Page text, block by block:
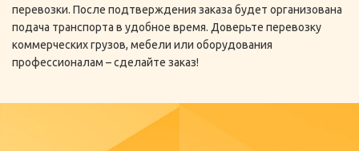
перевозки. После подтверждения заказа будет организована
подача транспорта в удобное время. Доверьте перевозку
коммерческих грузов, мебели или оборудования
профессионалам – сделайте заказ!